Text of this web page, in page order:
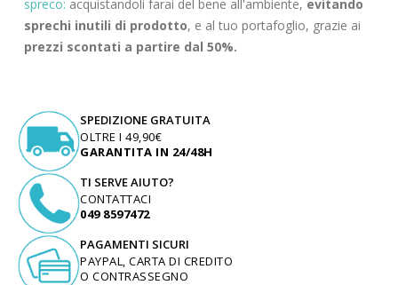
spreco: acquistandoli farai del bene all'ambiente, evitando
sprechi inutili di prodotto, e al tuo portafoglio, grazie ai
prezzi scontati a partire dal 50%.
SPEDIZIONE GRATUITA
OLTRE I 49,90€
GARANTITA IN 24/48H
TI SERVE AIUTO?
CONTATTACI
049 8597472
PAGAMENTI SICURI
PAYPAL, CARTA DI CREDITO
O CONTRASSEGNO